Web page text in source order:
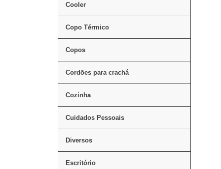
Cooler
Copo Térmico
Copos
Cordões para crachá
Cozinha
Cuidados Pessoais
Diversos
Escritório